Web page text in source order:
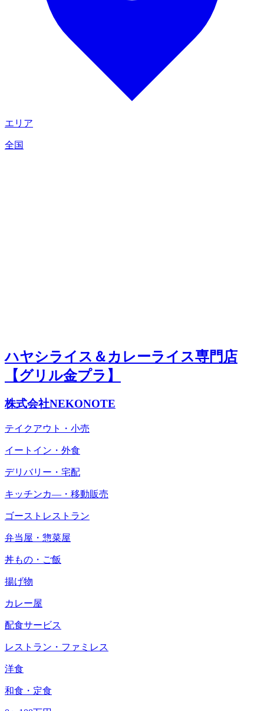
エリア
全国
ハヤシライス＆カレーライス専門店
【グリル金プラ】
株式会社NEKONOTE
テイクアウト・小売
イートイン・外食
デリバリー・宅配
キッチンカ―・移動販売
ゴーストレストラン
弁当屋・惣菜屋
丼もの・ご飯
揚げ物
カレー屋
配食サービス
レストラン・ファミレス
洋食
和食・定食